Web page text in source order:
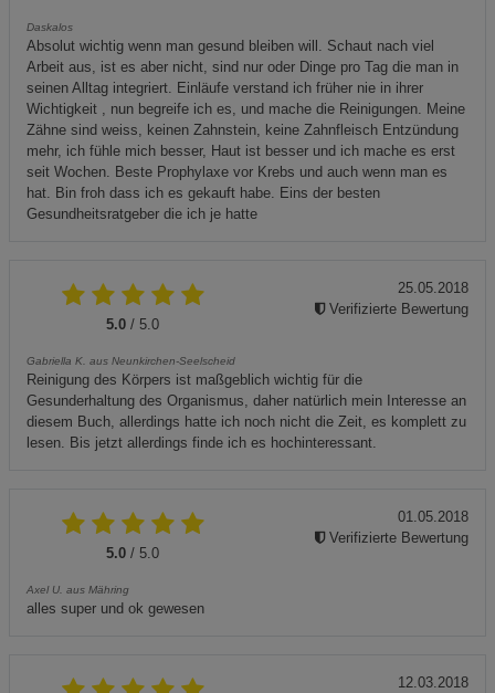
Daskalos
Absolut wichtig wenn man gesund bleiben will. Schaut nach viel
Arbeit aus, ist es aber nicht, sind nur oder Dinge pro Tag die man in
seinen Alltag integriert. Einläufe verstand ich früher nie in ihrer
Wichtigkeit , nun begreife ich es, und mache die Reinigungen. Meine
Zähne sind weiss, keinen Zahnstein, keine Zahnfleisch Entzündung
mehr, ich fühle mich besser, Haut ist besser und ich mache es erst
seit Wochen. Beste Prophylaxe vor Krebs und auch wenn man es
hat. Bin froh dass ich es gekauft habe. Eins der besten
Gesundheitsratgeber die ich je hatte
5.0 / 5.0
Gabriella K. aus Neunkirchen-Seelscheid
Reinigung des Körpers ist maßgeblich wichtig für die
Gesunderhaltung des Organismus, daher natürlich mein Interesse an
diesem Buch, allerdings hatte ich noch nicht die Zeit, es komplett zu
lesen. Bis jetzt allerdings finde ich es hochinteressant.
25.05.2018
Verifizierte Bewertung
5.0 / 5.0
Axel U. aus Mähring
alles super und ok gewesen
01.05.2018
Verifizierte Bewertung
12.03.2018